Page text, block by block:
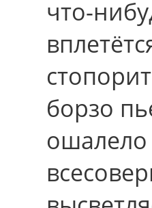
что-
борзо
ошалело